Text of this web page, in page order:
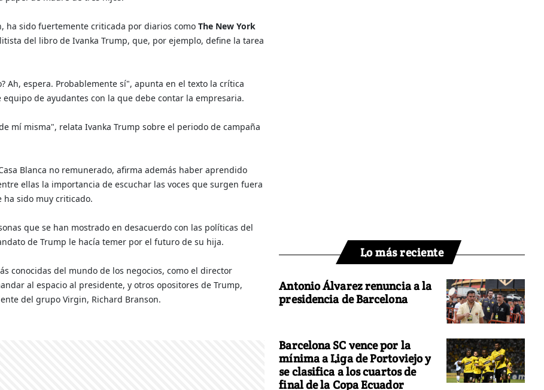
ha sido fuertemente criticada por diarios como The New York
del libro de Ivanka Trump, que, por ejemplo, define la tarea
Ah, espera. Probablemente sí", apunta en el texto la crítica
de ayudantes con la que debe contar la empresaria.
mí misma", relata Ivanka Trump sobre el periodo de campaña
Blanca no remunerado, afirma además haber aprendido
ellas la importancia de escuchar las voces que surgen fuera
sido muy criticado.
que se han mostrado en desacuerdo con las políticas del
de Trump le hacía temer por el futuro de su hija.
conocidas del mundo de los negocios, como el director
al espacio al presidente, y otros opositores de Trump,
del grupo Virgin, Richard Branson.
Lo más reciente
Antonio Álvarez renuncia a la
presidencia de Barcelona
Barcelona SC vence por la
mínima a Liga de Portoviejo y
se clasifica a los cuartos de
final de la Copa Ecuador